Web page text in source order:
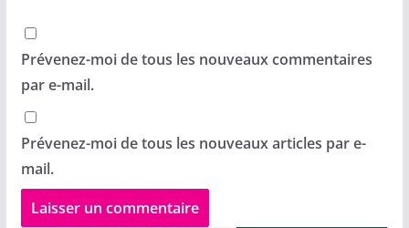
Prévenez-moi de tous les nouveaux commentaires
par e-mail.
Prévenez-moi de tous les nouveaux articles par e-
mail.